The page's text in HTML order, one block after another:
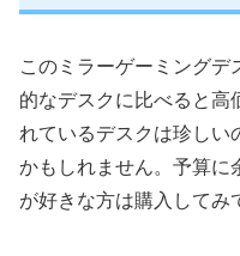
このミラーゲーミングデ
的なデスクに比べると高
れているデスクは珍しい
かもしれません。予算に
が好きな方は購入してみ